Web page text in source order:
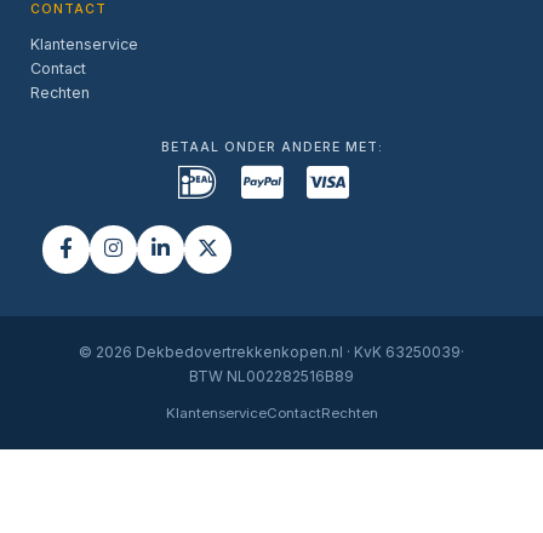
CONTACT
Klantenservice
Contact
Rechten
BETAAL ONDER ANDERE MET:
© 2026 Dekbedovertrekkenkopen.nl · KvK 63250039·
BTW NL002282516B89
KlantenserviceContactRechten